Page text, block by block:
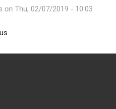
on Thu, 02/07/2019 - 10:03